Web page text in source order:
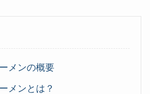
メンの概要
メンとは？